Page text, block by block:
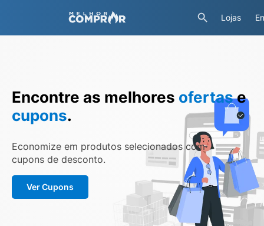
Lojas
Encontre as melhores ofertase
cupons.
Economize em produtos selecionados com
cupons de desconto.
Ver Cupons